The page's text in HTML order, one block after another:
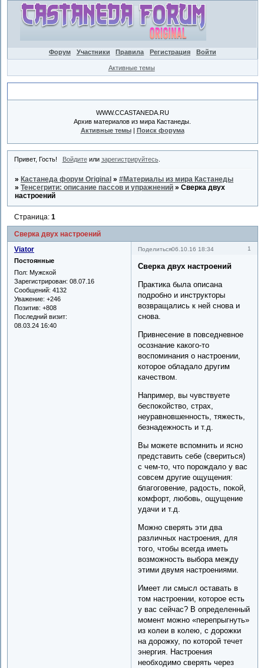
Форум Участники Правила Регистрация Войти
Активные темы
WWW.CCASTANEDA.RU
Архив материалов из мира Кастанеды.
Активные темы| Поиск форума
Привет, Гость! Войдитеили зарегистрируйтесь.
» Кастанеда форум Original »#Материалы из мира Кастанеды
»Тенсегрити: описание пассов и упражнений »Сверка двух
настроений
Сверка двух настроений
Страница:1
Поделиться 1
06.10.16 18:34
Viator
Постоянные
Пол: Мужской
Зарегистрирован: 08.07.16
Сообщений: 4132
Уважение: +246
Позитив: +808
Последний визит:
08.03.24 16:40
Сверка двух настроений
Практика была описана
подробно и инструкторы
возвращались к ней снова и
снова.
Привнесение в повседневное
осознание какого-то
воспоминания о настроении,
которое обладало другим
качеством.
Например, вы чувствуете
беспокойство, страх,
неуравновшенность, тяжесть,
безнадежность и т.д.
Вы можете вспомнить и ясно
представить себе (свериться)
с чем-то, что порождало у вас
совсем другие ощущения:
благоговение, радость, покой,
комфорт, любовь, ощущение
удачи и т.д.
Можно сверять эти два
различных настроения, для
того, чтобы всегда иметь
возможность выбора между
этими двумя настроениями.
Имеет ли смысл оставать в
том настроении, которое есть
у вас сейчас? В определенный
момент можно «перепрыгнуть»
из колеи в колею, с дорожки
на дорожку, по которой течет
энергия. Настроения
необходимо сверять через